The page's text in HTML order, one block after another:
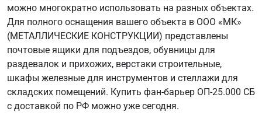
можно многократно использовать на разных объектах.
Для полного оснащения вашего объекта в ООО «МК»
(МЕТАЛЛИЧЕСКИЕ КОНСТРУКЦИИ) представлены
почтовые ящики для подъездов, обувницы для
раздевалок и прихожих, верстаки строительные,
шкафы железные для инструментов и стеллажи для
складских помещений. Купить фан-барьер ОП-25.000 СБ
с доставкой по РФ можно уже сегодня.